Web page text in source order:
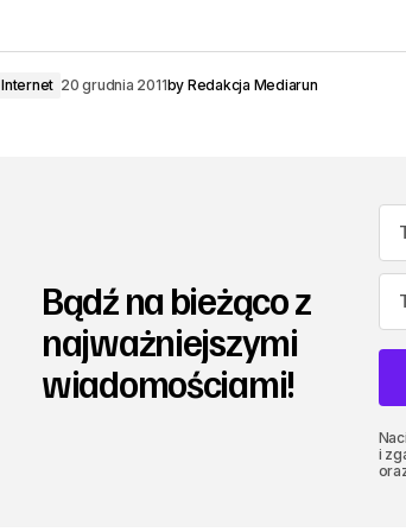
Internet 20 grudnia 2011by Redakcja Mediarun
Bądź na bieżąco z
najważniejszymi
wiadomościami!
i